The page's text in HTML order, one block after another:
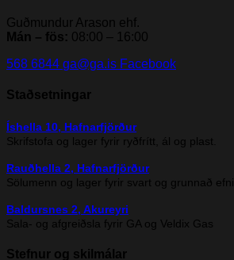
Guðmundur Arason ehf.
Mán – fös: 08:00 – 16:00
568 6844 ga@ga.is Facebook
Staðsetningar
Íshella 10, Hafnarfjörður
Skrifstofa og lager fyrir ryðfrítt, ál og plast.
Rauðhella 2, Hafnarfjörður
Sölumenn og lager fyrir svart og grunnað efni.
Baldursnes 2, Akureyri
Sala- og afgreiðsla fyrir GA og Veldix Gas
Stefnur og skilmálar